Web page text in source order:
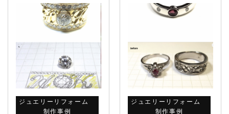
ジュエリーリフォーム
制作事例
ジュエリーリフォーム
制作事例